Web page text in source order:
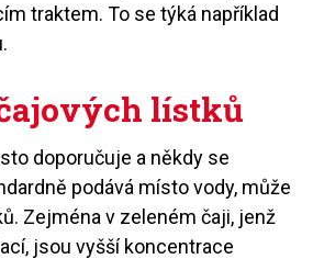
traktem. To se týká například
lístků
doporučuje a někdy se
podává místo vody, může
Zejména v zeleném čaji, jenž
jsou vyšší koncentrace